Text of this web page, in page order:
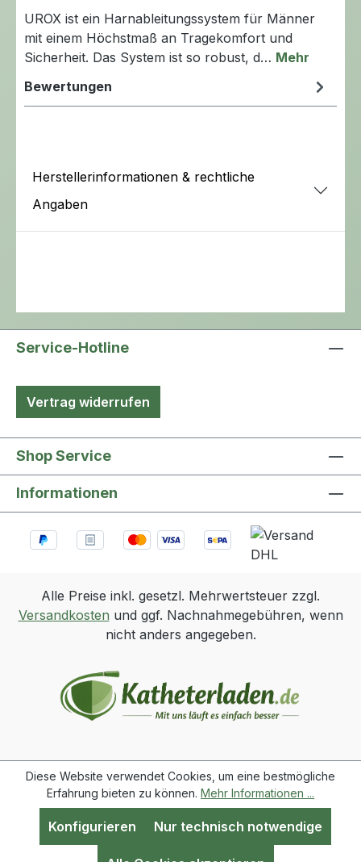
UROX ist ein Harnableitungssystem für Männer
mit einem Höchstmaß an Tragekomfort und
Sicherheit. Das System ist so robust, d… Mehr
Bewertungen
Herstellerinformationen & rechtliche
Angaben
Service-Hotline
Vertrag widerrufen
Shop Service
Informationen
Alle Preise inkl. gesetzl. Mehrwertsteuer zzgl.
Versandkosten und ggf. Nachnahmegebühren, wenn
nicht anders angegeben.
Werkzeugleiste anzeigen
Diese Website verwendet Cookies, um eine bestmögliche
Erfahrung bieten zu können. Mehr Informationen ...
Nur technisch notwendige
Konfigurieren